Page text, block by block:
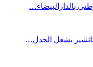
بالدارالبيضاء…
يشعل الجدل…